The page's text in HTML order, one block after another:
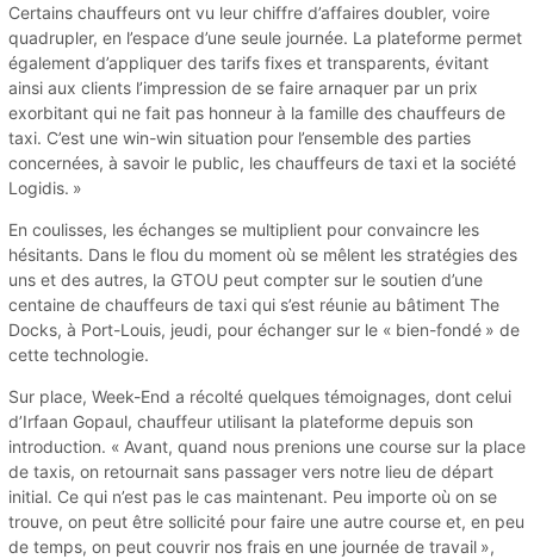
Certains chauffeurs ont vu leur chiffre d’affaires doubler, voire
quadrupler, en l’espace d’une seule journée. La plateforme permet
également d’appliquer des tarifs fixes et transparents, évitant
ainsi aux clients l’impression de se faire arnaquer par un prix
exorbitant qui ne fait pas honneur à la famille des chauffeurs de
taxi. C’est une win-win situation pour l’ensemble des parties
concernées, à savoir le public, les chauffeurs de taxi et la société
Logidis. »
En coulisses, les échanges se multiplient pour convaincre les
hésitants. Dans le flou du moment où se mêlent les stratégies des
uns et des autres, la GTOU peut compter sur le soutien d’une
centaine de chauffeurs de taxi qui s’est réunie au bâtiment The
Docks, à Port-Louis, jeudi, pour échanger sur le « bien-fondé » de
cette technologie.
Sur place, Week-End a récolté quelques témoignages, dont celui
d’Irfaan Gopaul, chauffeur utilisant la plateforme depuis son
introduction. « Avant, quand nous prenions une course sur la place
de taxis, on retournait sans passager vers notre lieu de départ
initial. Ce qui n’est pas le cas maintenant. Peu importe où on se
trouve, on peut être sollicité pour faire une autre course et, en peu
de temps, on peut couvrir nos frais en une journée de travail »,